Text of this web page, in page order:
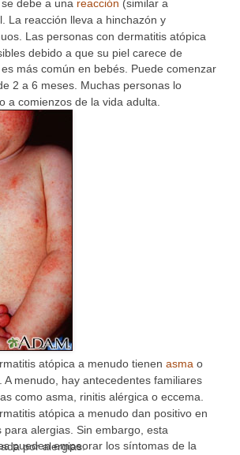
debe a una reacción (similar a
La reacción lleva a hinchazón y
Las personas con dermatitis atópica
debido a que su piel carece de
más común en bebés. Puede comenzar
2 a 6 meses. Muchas personas lo
a comienzos de la vida adulta.
atópica a menudo tienen asma o
A menudo, hay antecedentes familiares
como asma, rinitis alérgica o eccema.
atópica a menudo dan positivo en
para alergias. Sin embargo, esta
por alergias.
pueden empeorar los síntomas de la